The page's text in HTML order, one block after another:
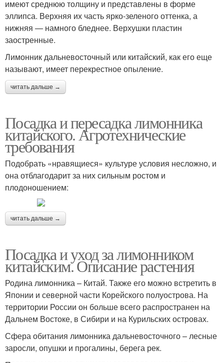
имеют среднюю толщину и представлены в форме
эллипса. Верхняя их часть ярко-зеленого оттенка, а
нижняя — намного бледнее. Верхушки пластин
заостренные.
Лимонник дальневосточный или китайский, как его еще
называют, имеет перекрестное опыление.
читать дальше →
Посадка и пересадка лимонника
китайского. Агротехнические
требования
Подобрать «нравящиеся» культуре условия несложно, и
она отблагодарит за них сильным ростом и
плодоношением:
читать дальше →
Посадка и уход за лимонником
китайским. Описание растения
Родина лимонника – Китай. Также его можно встретить в
Японии и северной части Корейского полуострова. На
территории России он больше всего распространен на
Дальнем Востоке, в Сибири и на Курильских островах.
Сфера обитания лимонника дальневосточного – лесные
заросли, опушки и прогалины, берега рек.